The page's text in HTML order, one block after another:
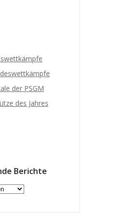
der PSGM
des Jahres
Berichte